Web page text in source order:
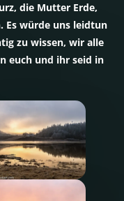
die Mutter Erde,
Es würde uns leidtun
zu wissen, wir alle
euch und ihr seid in